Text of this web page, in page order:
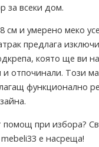
за всеки дом.
см и умерено меко
предлага
която ще ви
отпочинали. Този
функционално
при избора?
е насреща!